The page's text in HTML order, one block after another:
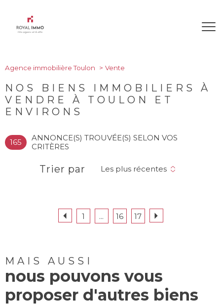
Agence immobilière Toulon Vente
NOS BIENS IMMOBILIERS À
VENDRE À TOULON ET
ENVIRONS
165
ANNONCE(S) TROUVÉE(S) SELON VOS
CRITÈRES
Trier par Les plus récentes
1 ... 16 17
MAIS AUSSI
nous pouvons vous
proposer d'autres biens